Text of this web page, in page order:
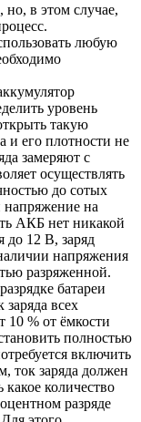
в этом случае,
любую
уровень
такую
и его плотности не
замеряют с
осуществлять
до сотых
напряжение на
АКБ нет никакой
до 12 В, заряд
напряжения
разряженной.
батареи
всех
10 % от ёмкости
полностью
включить
ток заряда должен
количество
разряде